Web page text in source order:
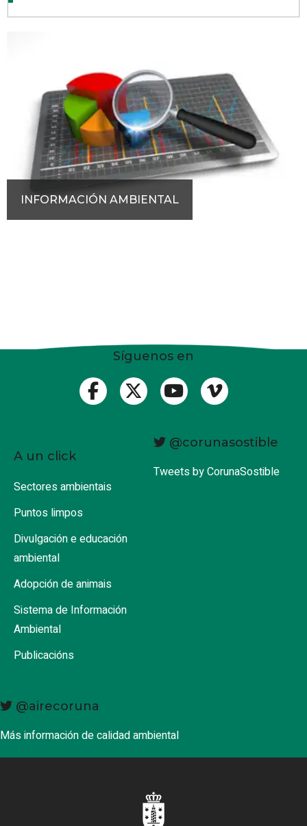
INFORMACIÓN AMBIENTAL
Síguenos en
A un click
Sectores ambientais
Puntos limpos
Divulgación e educación
ambiental
Adopción de animais
Sistema de Información
Ambiental
Publicacións
@corunasostible
Tweets by CorunaSostible
@airecoruna
Más información de calidad ambiental